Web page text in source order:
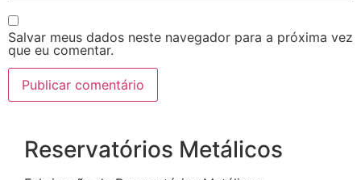
Salvar meus dados neste navegador para a próxima vez
que eu comentar.
Reservatórios Metálicos